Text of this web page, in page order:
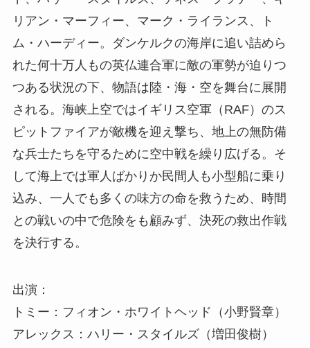
リアン・マーフィー、マーク・ライランス、ト
ム・ハーディー。ダンケルクの海岸に追い詰めら
れた何十万人もの英仏連合軍に敵の軍勢が迫りつ
つある状況の下、物語は陸・海・空を舞台に展開
される。海峡上空ではイギリス空軍（RAF）のス
ピットファイアが敵機を迎え撃ち、地上の無防備
な兵士たちを守るために空中戦を繰り広げる。そ
して海上では軍人ばかりか民間人も小型船に乗り
込み、一人でも多くの味方の命を救うため、時間
との戦いの中で危険をも顧みず、決死の救出作戦
を決行する。
出演：
トミー：フィオン・ホワイトヘッド（小野賢章）
アレックス：ハリー・スタイルズ（増田俊樹）